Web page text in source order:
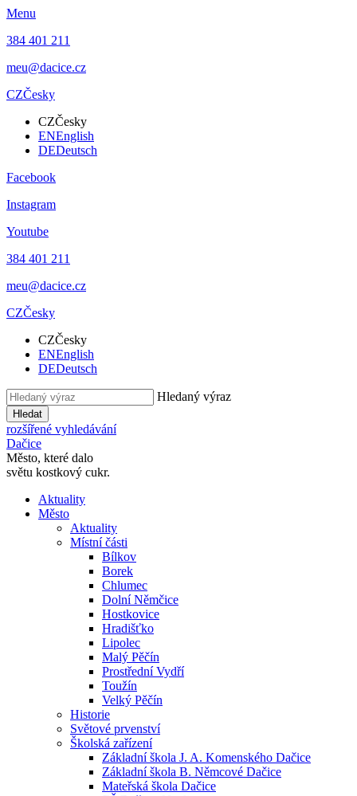
Menu
384 401 211
meu@dacice.cz
CZČesky
CZČesky
ENEnglish
DEDeutsch
Facebook
Instagram
Youtube
384 401 211
meu@dacice.cz
CZČesky
CZČesky
ENEnglish
DEDeutsch
Hledaný výraz
Hledat
rozšířené vyhledávání
Dačice
Město, které dalo
světu kostkový cukr.
Aktuality
Město
Aktuality
Místní části
Bílkov
Borek
Chlumec
Dolní Němčice
Hostkovice
Hradišťko
Lipolec
Malý Pěčín
Prostřední Vydří
Toužín
Velký Pěčín
Historie
Světové prvenství
Školská zařízení
Základní škola J. A. Komenského Dačice
Základní škola B. Němcové Dačice
Mateřská škola Dačice